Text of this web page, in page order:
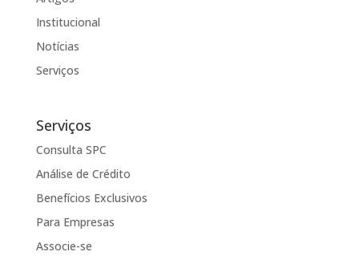
Institucional
Notícias
Serviços
Serviços
Consulta SPC
Análise de Crédito
Benefícios Exclusivos
Para Empresas
Associe-se